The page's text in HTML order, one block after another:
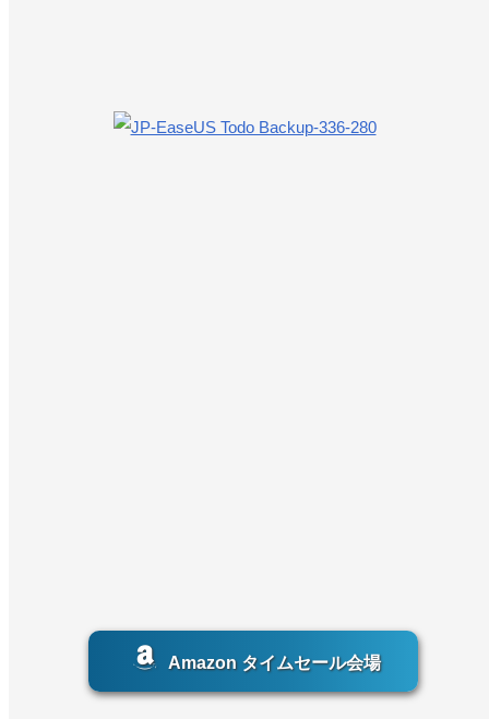
Amazon タイムセール会場